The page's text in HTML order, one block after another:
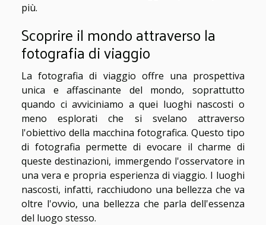
più.
Scoprire il mondo attraverso la
fotografia di viaggio
La fotografia di viaggio offre una prospettiva
unica e affascinante del mondo, soprattutto
quando ci avviciniamo a quei luoghi nascosti o
meno esplorati che si svelano attraverso
l'obiettivo della macchina fotografica. Questo tipo
di fotografia permette di evocare il charme di
queste destinazioni, immergendo l'osservatore in
una vera e propria esperienza di viaggio. I luoghi
nascosti, infatti, racchiudono una bellezza che va
oltre l'ovvio, una bellezza che parla dell'essenza
del luogo stesso.